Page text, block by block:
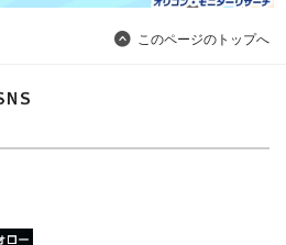
このページのトップへ